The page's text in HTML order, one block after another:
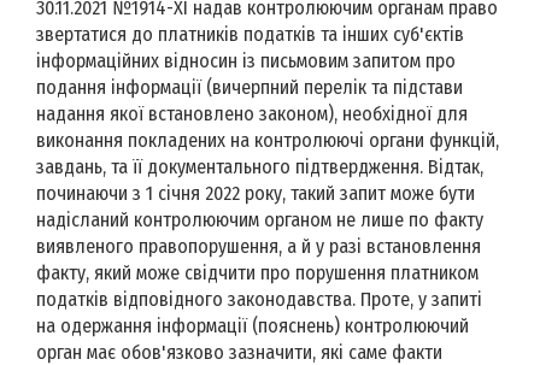
30.11.2021 №1914-ХІ надав контролюючим органам право
звертатися до платників податків та інших суб'єктів
інформаційних відносин із письмовим запитом про
подання інформації (вичерпний перелік та підстави
надання якої встановлено законом), необхідної для
виконання покладених на контролюючі органи функцій,
завдань, та її документального підтвердження. Відтак,
починаючи з 1 січня 2022 року, такий запит може бути
надісланий контролюючим органом не лише по факту
виявленого правопорушення, а й у разі встановлення
факту, який може свідчити про порушення платником
податків відповідного законодавства. Проте, у запиті
на одержання інформації (пояснень) контролюючий
орган має обов'язково зазначити, які саме факти